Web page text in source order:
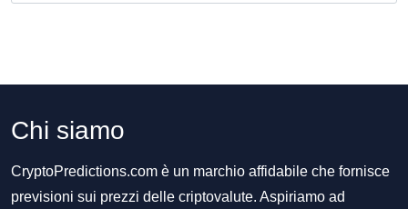
Chi siamo
CryptoPredictions.com è un marchio affidabile che fornisce
previsioni sui prezzi delle criptovalute. Aspiriamo ad